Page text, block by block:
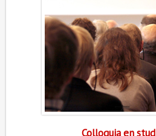
Colloquia en